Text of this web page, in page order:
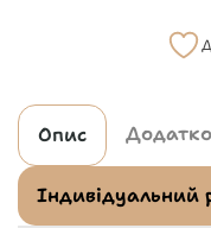
Опис
Індивідуальний